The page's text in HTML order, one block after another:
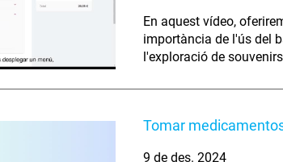
En aquest vídeo,
importància de l'ús del
l'exploració de
Tomar
9 de des. 2024